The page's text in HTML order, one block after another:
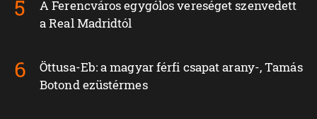
A Ferencváros egygólos vereséget szenvedett
a Real Madridtól
Öttusa-Eb: a magyar férfi csapat arany-, Tamás
Botond ezüstérmes